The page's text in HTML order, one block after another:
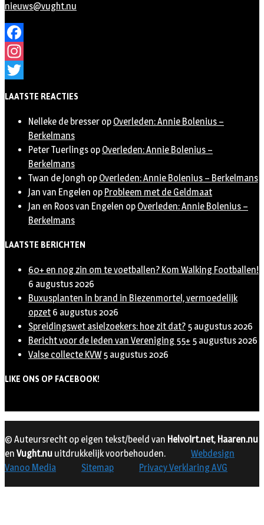
nieuws@vught.nu
Facebook
Instagram
LAATSTE REACTIES
Nelleke de bresser op Overleden: Annie Bolenius –
Berkelmans
Peter Tuerlings op Overleden: Annie Bolenius –
Berkelmans
Twan de Jongh op Overleden: Annie Bolenius – Berkelmans
Jan van Engelen op Probleem met de Geldmaat
Jan en Roos van Engelen op Overleden: Annie Bolenius –
Berkelmans
LAATSTE BERICHTEN
60+ en nog zin om te voetballen? Kom Walking Footballen!
6 augustus 2026
Buxusplanten in brand in Biezenmortel, vermoedelijk
opzet 6 augustus 2026
Spreidingswet asielzoekers: hoe zit dat? 5 augustus 2026
Bericht voor de leden van Vereniging 55+ 5 augustus 2026
Valse collecte KVW 5 augustus 2026
LIKE ONS OP FACEBOOK!
© Auteursrecht op eigen tekst/beeld van Helvoirt.net, Haaren.nu
en Vught.nu uitdrukkelijk voorbehouden.
Webdesign
Vanoo Media
Sitemap Privacy Verklaring AVG